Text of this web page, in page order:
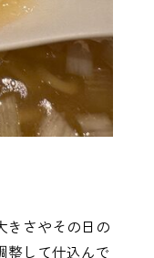
きさやその日の
整して仕込んで